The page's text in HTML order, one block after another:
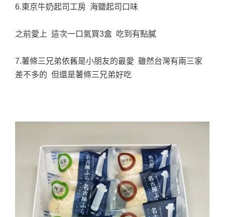
6.東京牛奶起司工房 海鹽起司口味
之前愛上 這次一口氣買3盒 吃到有點膩
7.薯條三兄弟依舊是小朋友的最愛 雖然台灣有兩三家
差不多的 但還是薯條三兄弟好吃